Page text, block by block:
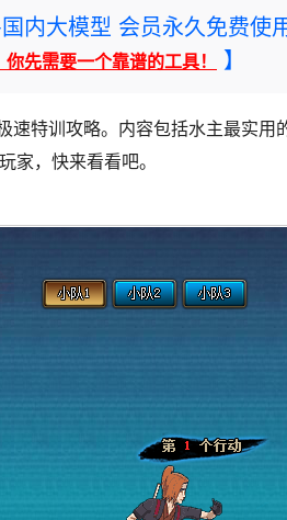
内大模型 会员永久免费使用
先需要一个靠谱的工具！ 】
速特训攻略。内容包括水主最实用
家，快来看看吧。